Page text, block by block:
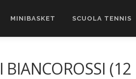
MINIBASKET SCUOLA TENNIS
BIANCOROSSI (12